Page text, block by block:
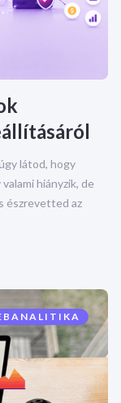
látod, hogy
hiányzik, de
észrevetted az